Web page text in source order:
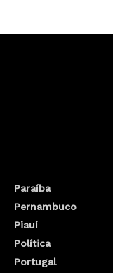
Paraíba
Pernambuco
Piauí
Política
Portugal